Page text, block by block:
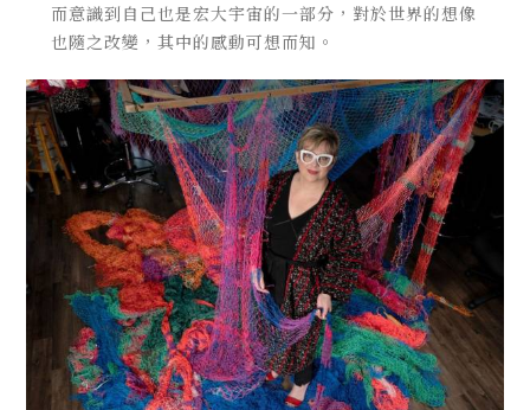
而意識到自己也是宏大宇宙的一部分，對於世界的想像
也隨之改變，其中的感動可想而知。